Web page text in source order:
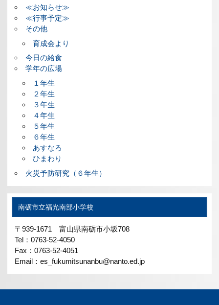
≪お知らせ≫
≪行事予定≫
その他
育成会より
今日の給食
学年の広場
１年生
２年生
３年生
４年生
５年生
６年生
あすなろ
ひまわり
火災予防研究（６年生）
南砺市立福光南部小学校
〒939-1671 富山県南砺市小坂708
Tel：0763-52-4050
Fax：0763-52-4051
Email：es_fukumitsunanbu@nanto.ed.jp